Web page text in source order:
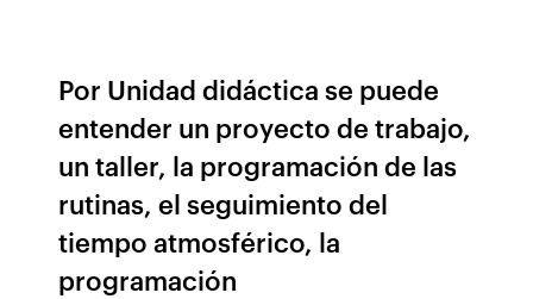
Por Unidad didáctica se puede
entender un proyecto de trabajo,
un taller, la programación de las
rutinas, el seguimiento del
tiempo atmosférico, la
programación